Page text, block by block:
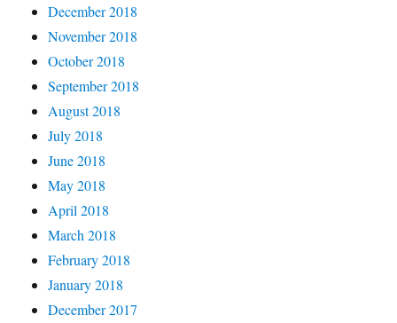
December 2018
November 2018
October 2018
September 2018
August 2018
July 2018
June 2018
May 2018
April 2018
March 2018
February 2018
January 2018
December 2017